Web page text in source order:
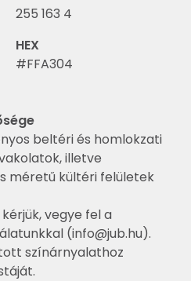
255 163 4
HEX
#FFA304
beltéri és homlokzati
illetve
méretű kültéri felületek
vegye fel a
(info@jub.hu).
színárnyalathoz